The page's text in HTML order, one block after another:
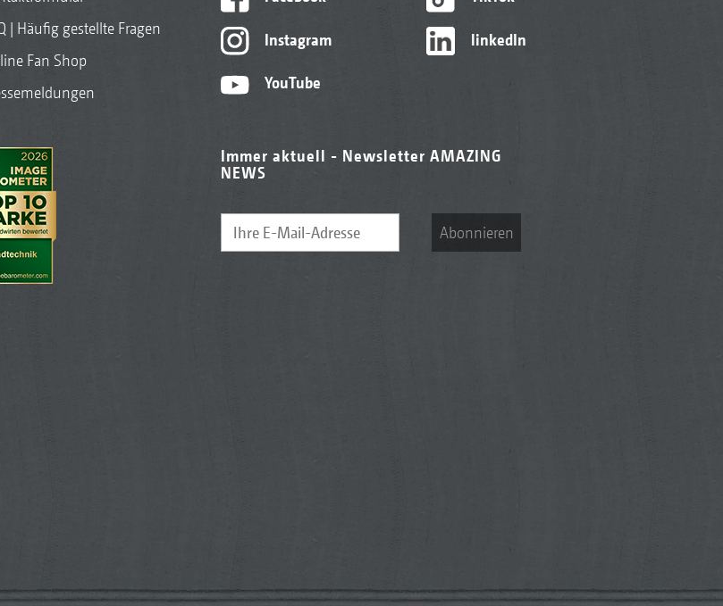
| Häufig gestellte Fragen
Fan Shop
Instagram
YouTube
linkedIn
Immer aktuell - Newsletter AMAZING
NEWS
Abonnieren